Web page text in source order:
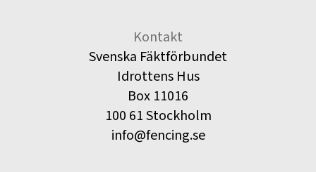
Kontakt
Svenska Fäktförbundet
Idrottens Hus
Box 11016
100 61 Stockholm
info@fencing.se